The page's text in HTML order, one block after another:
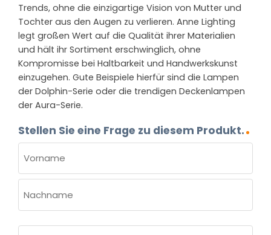
Trends, ohne die einzigartige Vision von Mutter und
Tochter aus den Augen zu verlieren. Anne Lighting
legt großen Wert auf die Qualität ihrer Materialien
und hält ihr Sortiment erschwinglich, ohne
Kompromisse bei Haltbarkeit und Handwerkskunst
einzugehen. Gute Beispiele hierfür sind die Lampen
der Dolphin-Serie oder die trendigen Deckenlampen
der Aura-Serie.
Stellen Sie eine Frage zu diesem Produkt.
(ERFORDERLICH)
Vorname